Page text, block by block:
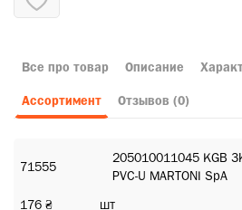
Все про товар Описание
Ассортимент Отзывов (0)
71555
205010011045 KGB
PVC-U MARTONI SpA
176 ₴ шт